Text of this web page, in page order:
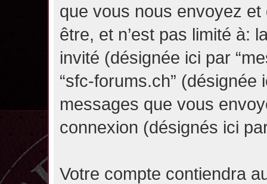
que vous nous envoyez
être, et n’est pas limité à:
invité (désignée ici par
“sfc-forums.ch” (désignée
messages que vous
connexion (désignés ici
Votre compte contiendra